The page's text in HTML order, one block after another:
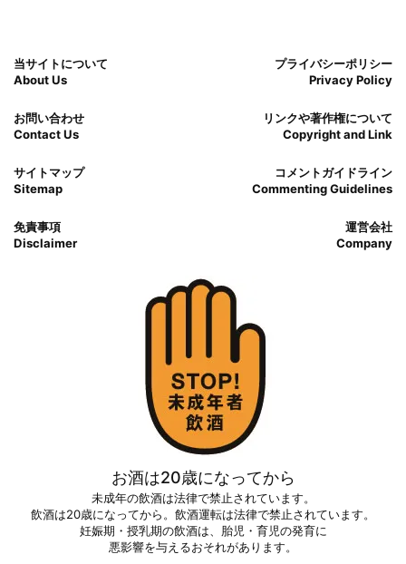
当サイトについて
About Us
プライバシーポリシー
Privacy Policy
お問い合わせ
Contact Us
リンクや著作権について
Copyright and Link
サイトマップ
Sitemap
コメントガイドライン
Commenting Guidelines
免責事項
Disclaimer
運営会社
Company
お酒は20歳になってから
未成年の飲酒は法律で禁止されています。
飲酒は20歳になってから。飲酒運転は法律で禁止されています。
妊娠期・授乳期の飲酒は、胎児・育児の発育に
悪影響を与えるおそれがあります。